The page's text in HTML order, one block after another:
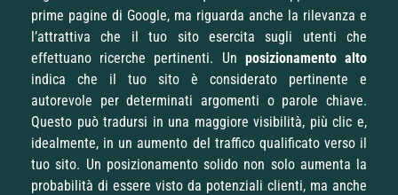
prime pagine di Google, ma riguarda anche la rilevanza e
l’attrattiva che il tuo sito esercita sugli utenti che
effettuano ricerche pertinenti. Un posizionamento alto
indica che il tuo sito è considerato pertinente e
autorevole per determinati argomenti o parole chiave.
Questo può tradursi in una maggiore visibilità, più clic e,
idealmente, in un aumento del traffico qualificato verso il
tuo sito. Un posizionamento solido non solo aumenta la
probabilità di essere visto da potenziali clienti, ma anche